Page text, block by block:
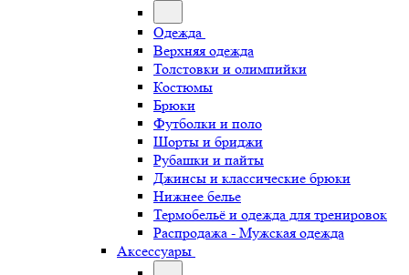
Одежда
Верхняя одежда
Толстовки и олимпийки
Костюмы
Брюки
Футболки и поло
Шорты и бриджи
Рубашки и пайты
Джинсы и классические брюки
Нижнее белье
Термобельё и одежда для тренировок
Распродажа - Мужская одежда
Аксессуары